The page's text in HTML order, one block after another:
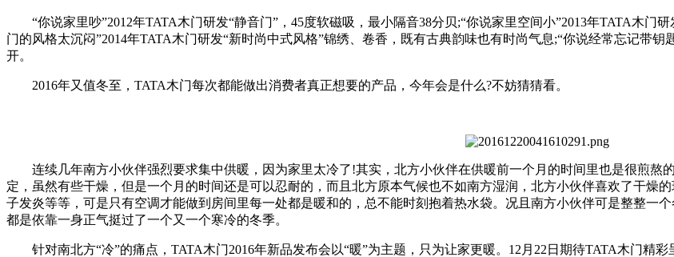
“你说家里吵”2012年TATA木门研发“静音门”，45度软磁吸，最小隔音38分贝;“你说家里空间小”2013年TATA木门
门的风格太沉闷”2014年TATA木门研发“新时尚中式风格”锦绣、卷香，既有古典韵味也有时尚气息;“你说经常忘记带
开。
2016年又值冬至，TATA木门每次都能做出消费者真正想要的产品，今年会是什么?不妨猜猜看。
连续几年南方小伙伴强烈要求集中供暖，因为家里太冷了!其实，北方小伙伴在供暖前一个月的时间里也是很煎熬
定，虽然有些干燥，但是一个月的时间还是可以忍耐的，而且北方原本气候也不如南方湿润，北方小伙伴喜欢了干燥
子发炎等等，可是只有空调才能做到房间里每一处都是暖和的，总不能时刻抱着热水袋。况且南方小伙伴可是整整一
都是依靠一身正气挺过了一个又一个寒冷的冬季。
针对南北方“冷”的痛点，TATA木门2016年新品发布会以“暖”为主题，只为让家更暖。12月22日期待TATA木门精彩